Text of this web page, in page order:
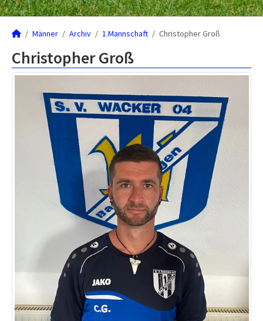
Männer Archiv 1.Mannschaft Christopher Groß
Christopher Groß